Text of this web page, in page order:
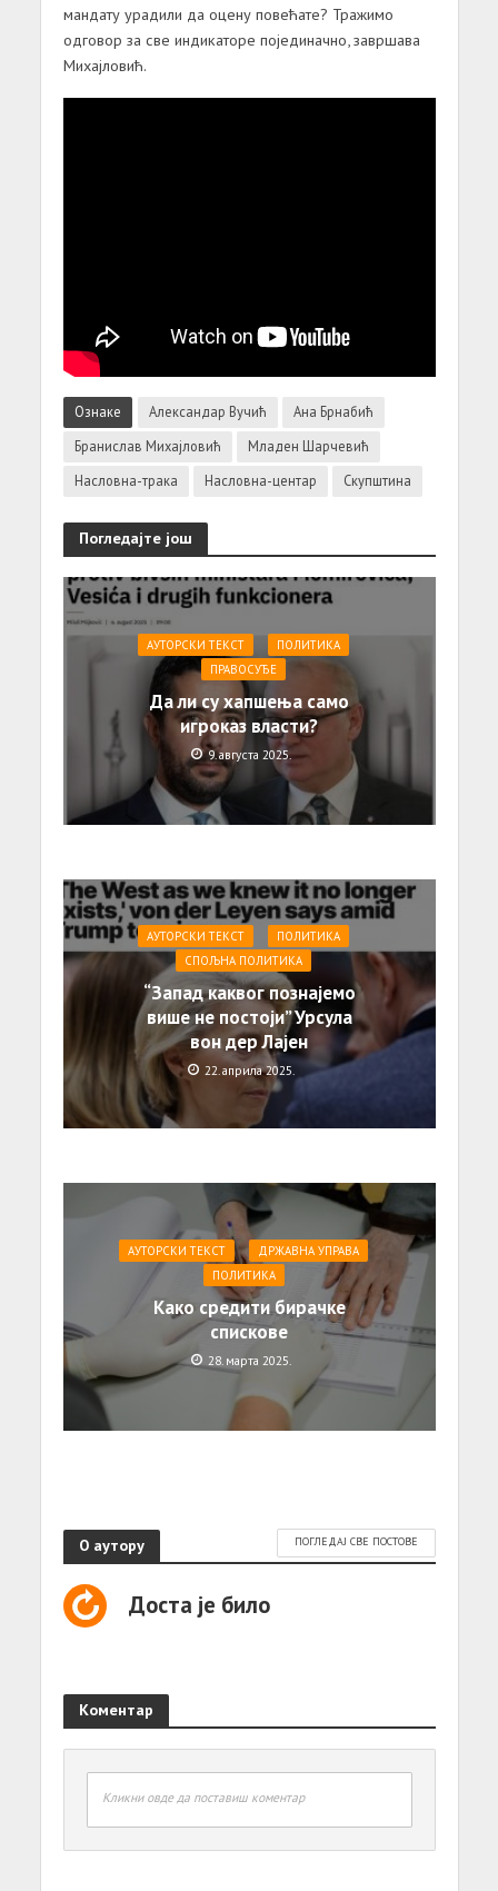
мандату урадили да оцену повећате? Тражимо
одговор за све индикаторе појединачно, завршава
Михајловић.
Ознаке Александар Вучић
Ана Брнабић
Бранислав Михајловић
Младен Шарчевић
Насловна-трака
Насловна-центар Скупштина
Погледајте још
АУТОРСКИ ТЕКСТ
ПОЛИТИКА
ПРАВОСУЂЕ
Да ли су хапшења само
игроказ власти?
9. августа 2025.
АУТОРСКИ ТЕКСТ
ПОЛИТИКА
СПОЉНА ПОЛИТИКА
“Запад каквог познајемо
више не постоји” Урсула
вон дер Лајен
22. априла 2025.
АУТОРСКИ ТЕКСТ
ДРЖАВНА УПРАВА
ПОЛИТИКА
Како средити бирачке
спискове
28. марта 2025.
О аутору ПОГЛЕДАЈ СВЕ ПОСТОВЕ
Доста је било
Коментар
Кликни овде да поставиш коментар